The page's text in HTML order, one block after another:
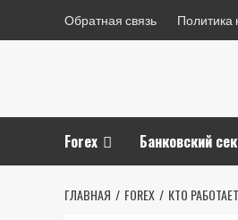
Обратная связь Политика
Forex Банковский
ГЛАВНАЯ FOREX КТО